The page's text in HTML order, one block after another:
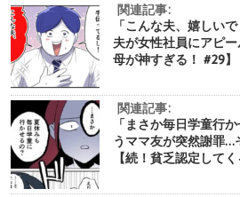
関連記事:
「こんな夫、嬉しい
夫が女性社員にアピ
母が神すぎる！ #29
関連記事:
「まさか毎日学童行
うママ友が突然謝罪…
【続！貧乏認定して